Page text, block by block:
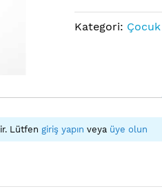
Kategori:
Lütfen giriş yapın veya üye olun